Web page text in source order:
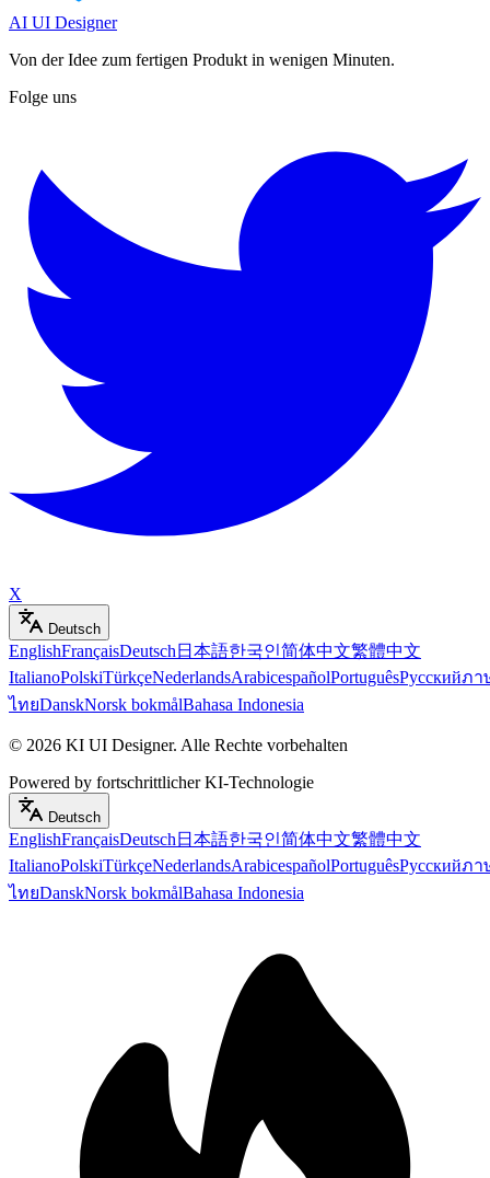
AI UI Designer
Von der Idee zum fertigen Produkt in wenigen Minuten.
Folge uns
X
Deutsch
EnglishFrançaisDeutsch 日本語한국인简体中文繁體中文
ItalianoPolskiTürkçeNederlandsArabicespañolPortuguêsРусскийภา
ไทยDanskNorsk bokmålBahasa Indonesia
© 2026 KI UI Designer. Alle Rechte vorbehalten
Powered by fortschrittlicher KI-Technologie
Deutsch
EnglishFrançaisDeutsch 日本語한국인简体中文繁體中文
ItalianoPolskiTürkçeNederlandsArabicespañolPortuguêsРусскийภา
ไทยDanskNorsk bokmålBahasa Indonesia